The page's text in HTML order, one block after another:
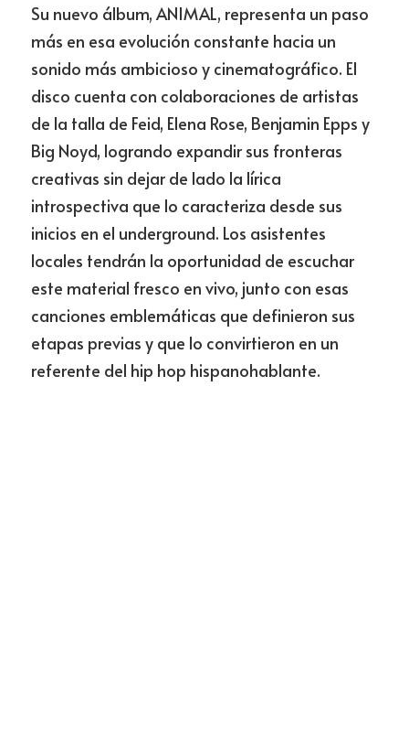
Su nuevo álbum, ANIMAL, representa un paso
más en esa evolución constante hacia un
sonido más ambicioso y cinematográfico. El
disco cuenta con colaboraciones de artistas
de la talla de Feid, Elena Rose, Benjamin Epps y
Big Noyd, logrando expandir sus fronteras
creativas sin dejar de lado la lírica
introspectiva que lo caracteriza desde sus
inicios en el underground. Los asistentes
locales tendrán la oportunidad de escuchar
este material fresco en vivo, junto con esas
canciones emblemáticas que definieron sus
etapas previas y que lo convirtieron en un
referente del hip hop hispanohablante.